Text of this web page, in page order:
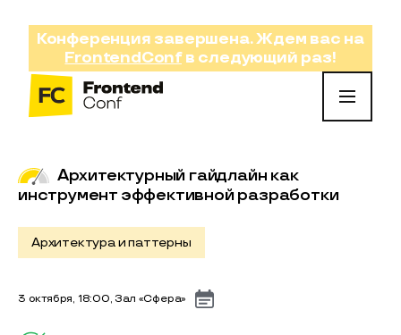
Конференция завершена. Ждем вас на
FrontendConfв следующий раз!
Главная
Архитектурный гайдлайн как
инструмент эффективной разработки
Архитектура и паттерны
3 октября, 18:00, Зал «Сфера»